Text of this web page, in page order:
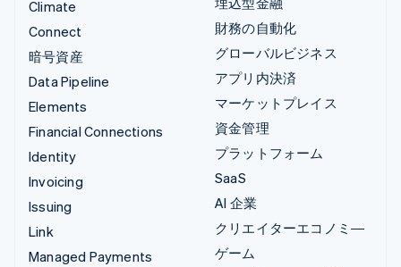
Climate
Connect
暗号資産
Data Pipeline
Elements
Financial Connections
Identity
Invoicing
Issuing
Link
Managed Payments
財務の自動化
グローバルビジネス
アプリ内決済
マーケットプレイス
資金管理
プラットフォーム
SaaS
AI 企業
クリエイターエコノミ―
ゲーム